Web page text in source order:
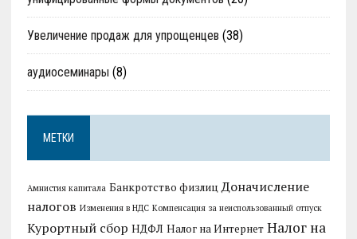
Увеличение продаж для упрощенцев (38)
аудиосеминары (8)
МЕТКИ
Амнистия капитала Банкротство физлиц Доначисление
налогов Изменения в НДС Компенсация за неиспользованный отпуск
Курортный сбор НДФЛ Налог на Интернет Налог на